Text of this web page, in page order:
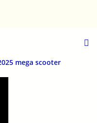
mega scooter